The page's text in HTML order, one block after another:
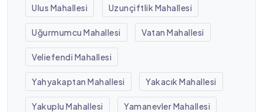
Ulus Mahallesi Uzunçiftlik Mahallesi
Uğurmumcu Mahallesi Vatan Mahallesi
Veliefendi Mahallesi
Yahyakaptan Mahallesi Yakacık Mahallesi
Yakuplu Mahallesi Yamanevler Mahallesi